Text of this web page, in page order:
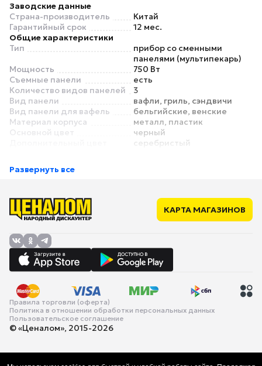
Заводские данные
Страна-производитель
Китай
Гарантийный срок
12 мес.
Общие характеристики
Тип
прибор со сменными
панелями (мультипекарь)
Мощность
750 Вт
Съемные панели
есть
Количество видов панелей
3
Вид панели
вафли, гриль, сэндвичи
Вид панели для вафель
бельгийские, венские
Материал корпуса
металл, пластик
Основной цвет
черный
серебристый
Таймер
Индикатор работы
Отсек для хранения
сетевого шнура
Защита от перегрева
Габариты и вес
Ширина
240 мм
Глубина
230 мм
Вес
2.3 кг
Развернуть все
КАРТА МАГАЗИНОВ
Правила торговли (оферта)
Политика в отношении обработки персональных данных
Пользовательское соглашение
© «Ценалом», 2015-2026